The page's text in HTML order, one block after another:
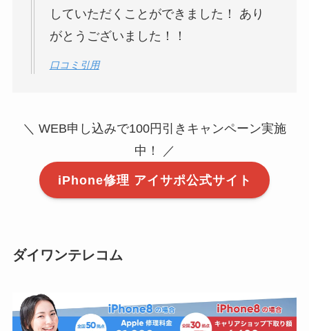
していただくことができました！ あり
がとうございました！！
口コミ引用
＼ WEB申し込みで100円引きキャンペーン実施
中！ ／
iPhone修理 アイサポ公式サイト
ダイワンテレコム